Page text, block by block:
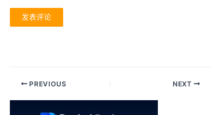
Post PREVIOUS NEXT